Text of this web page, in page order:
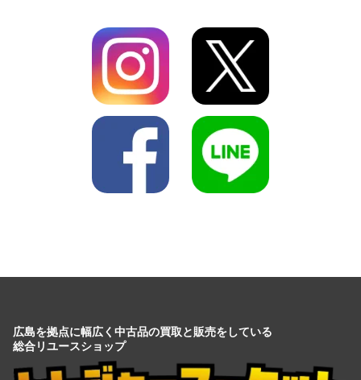
広島を拠点に幅広く中古品の買取と販売をしている
総合リユースショップ